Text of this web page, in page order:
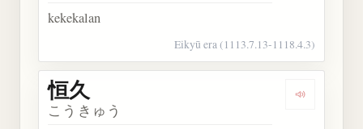
kekekalan
Eikyū era (1113.7.13-1118.4.3)
Dengarkan
恒久
こうきゅう